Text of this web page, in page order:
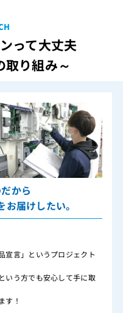
って大丈夫
取り組み～
から
お届けしたい。
宣言」というプロジェクト
いう方でも安心して手に取
す！